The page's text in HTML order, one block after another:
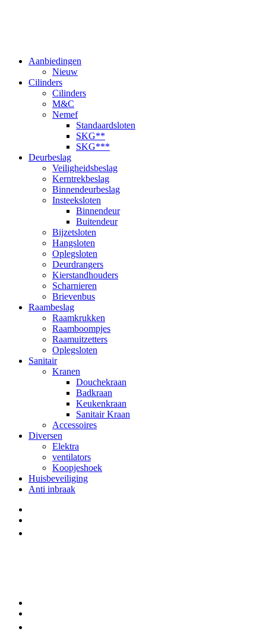
Aanbiedingen
Nieuw
Cilinders
Cilinders
M&C
Nemef
Standaardsloten
SKG**
SKG***
Deurbeslag
Veiligheidsbeslag
Kerntrekbeslag
Binnendeurbeslag
Insteeksloten
Binnendeur
Buitendeur
Bijzetsloten
Hangsloten
Oplegsloten
Deurdrangers
Kierstandhouders
Scharnieren
Brievenbus
Raambeslag
Raamkrukken
Raamboompjes
Raamuitzetters
Oplegsloten
Sanitair
Kranen
Douchekraan
Badkraan
Keukenkraan
Sanitair Kraan
Accessoires
Diversen
Elektra
ventilators
Koopjeshoek
Huisbeveiliging
Anti inbraak